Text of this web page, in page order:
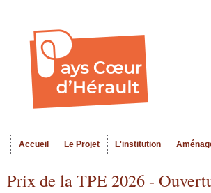
Menu principal
Accueil Le Projet L'institution
Prix de la TPE 2026 -